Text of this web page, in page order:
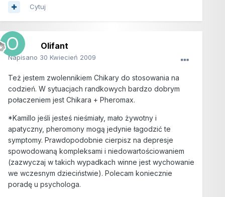
Cytuj
Olifant
Napisano 30 Kwiecień 2009
Też jestem zwolennikiem Chikary do stosowania na
codzień. W sytuacjach randkowych bardzo dobrym
połaczeniem jest Chikara + Pheromax.
*Kamillo jeśli jesteś nieśmiały, mało żywotny i
apatyczny, pheromony mogą jedynie łagodzić te
symptomy. Prawdopodobnie cierpisz na depresje
spowodowaną kompleksami i niedowartościowaniem
(zazwyczaj w takich wypadkach winne jest wychowanie
we wczesnym dzieciństwie). Polecam koniecznie
poradę u psychologa.